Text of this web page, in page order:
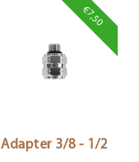
€7,50
Adapter 3/8 - 1/2